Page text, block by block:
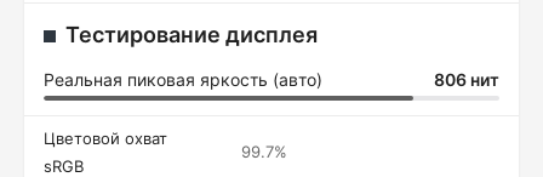
Тестирование дисплея
Реальная пиковая яркость (авто) 806 нит
Цветовой охват
sRGB
99.7%